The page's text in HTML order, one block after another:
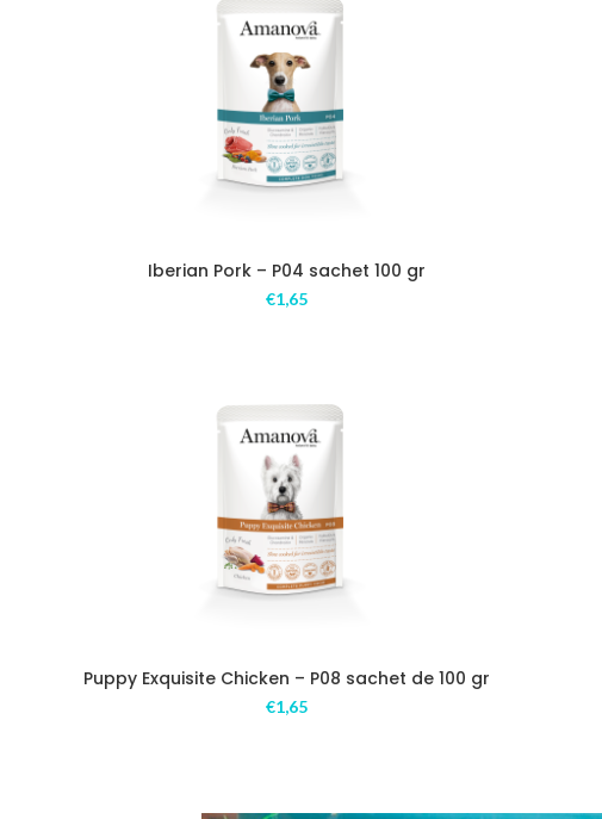
Iberian Pork – P04 sachet 100 gr
€1,65
Puppy Exquisite Chicken – P08 sachet de 100 gr
€1,65